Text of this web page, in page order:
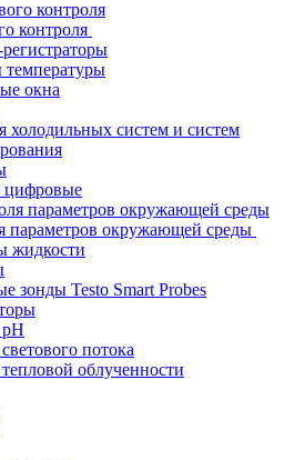
контроля
окна
холодильных систем и систем
цифровые
параметров окружающей среды
жидкости
зонды Testo Smart Probes
потока
облученности